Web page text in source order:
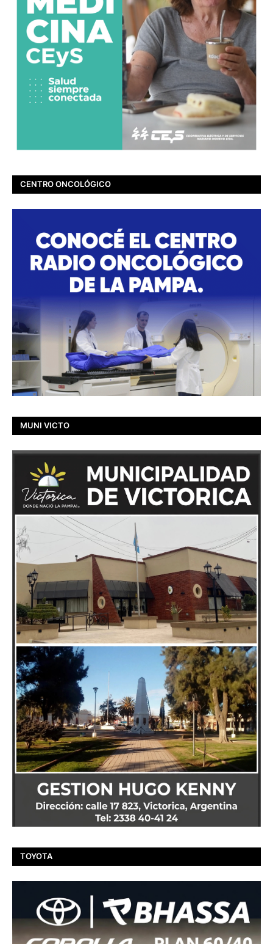
CENTRO ONCOLÓGICO
MUNI VICTO
TOYOTA